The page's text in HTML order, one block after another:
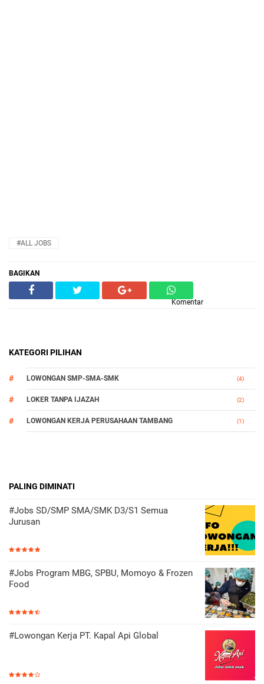
#ALL JOBS
BAGIKAN
Komentar
KATEGORI PILIHAN
LOWONGAN SMP-SMA-SMK (4)
LOKER TANPA IJAZAH (2)
LOWONGAN KERJA PERUSAHAAN TAMBANG (1)
PALING DIMINATI
#Jobs SD/SMP SMA/SMK D3/S1 Semua
Jurusan
#Jobs Program MBG, SPBU, Momoyo & Frozen
Food
#Lowongan Kerja PT. Kapal Api Global